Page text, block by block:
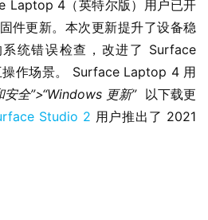
Laptop 4（英特尔版）用户已开
件更新。本次更新提升了设备稳
统错误检查，改进了 Surface
作场景。 Surface Laptop 4 用
安全”>“Windows 更新” 以下载更
Studio 2 用户推出了 2021